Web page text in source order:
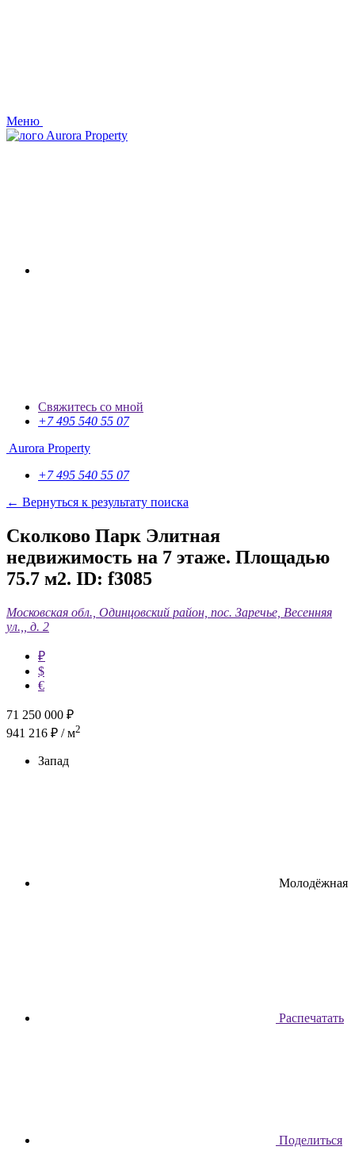
Меню
Aurora Property
Свяжитесь со мной
+7 495 540 55 07
Aurora Property
+7 495 540 55 07
← Вернуться к результату поиска
Сколково Парк Элитная
недвижимость на 7 этаже. Площадью
75.7 м2. ID: f3085
Московская обл., Одинцовский район, пос. Заречье, Весенняя
ул.,, д. 2
₽
$
€
71 250 000 ₽
941 216 ₽ / м2
Запад
Молодёжная
Распечатать
Поделиться